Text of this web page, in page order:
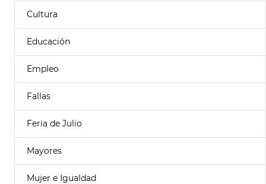
Cultura
Educación
Empleo
Fallas
Feria de Julio
Mayores
Mujer e Igualdad